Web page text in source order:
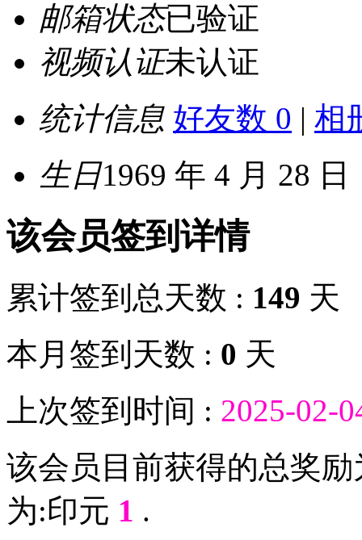
邮箱状态已验证
视频认证未认证
统计信息 好友数 0 | 相
生日1969 年 4 月 28 日
该会员签到详情
累计签到总天数 : 149 天
本月签到天数 : 0 天
上次签到时间 : 2025-02-
该会员目前获得的总奖
为:印元 1 .